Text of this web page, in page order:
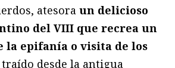
atesora un delicioso
del VIII que recrea un
la epifanía o visita de los
traído desde la antigua